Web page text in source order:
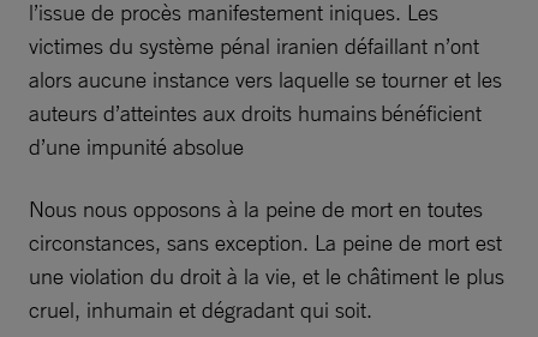
l’issue de procès manifestement iniques. Les
victimes du système pénal iranien défaillant n’ont
alors aucune instance vers laquelle se tourner et les
auteurs d’atteintes aux droits humains bénéficient
d’une impunité absolue
Nous nous opposons à la peine de mort en toutes
circonstances, sans exception. La peine de mort est
une violation du droit à la vie, et le châtiment le plus
cruel, inhumain et dégradant qui soit.